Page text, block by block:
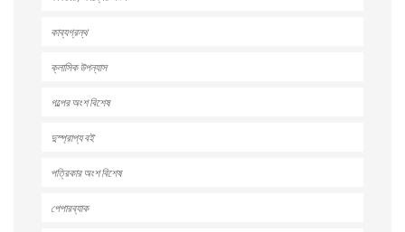
কাব্যগ্রন্থ
ক্লাসিক উপন্যাস
গল্পের অংশ বিশেষ
দুস্প্রাপ্য বই
পত্রিকার অংশ বিশেষ
পেপারব্যাক